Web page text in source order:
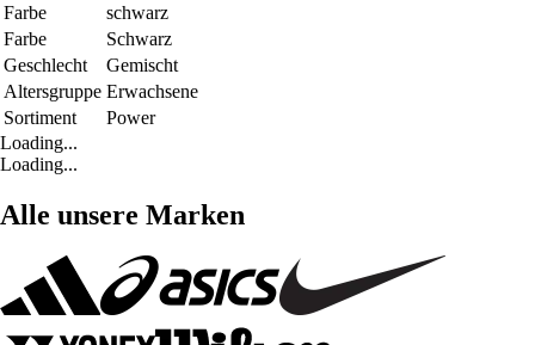
Farbe
schwarz
Farbe
Schwarz
Geschlecht
Gemischt
Altersgruppe Erwachsene
Sortiment
Power
Loading...
Loading...
Alle unsere Marken